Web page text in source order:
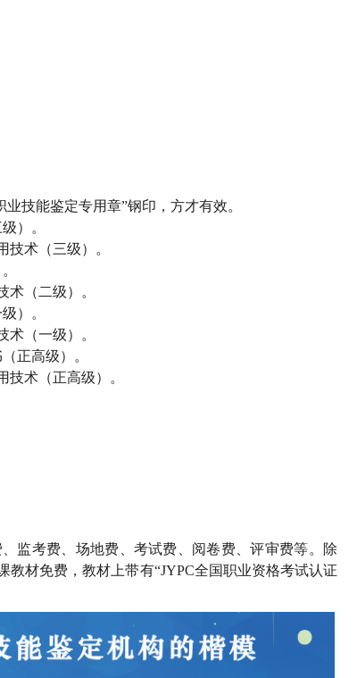
技能鉴定专用章”钢印，方才有效。
）。
术（三级）。
（二级）。
）。
（一级）。
正高级）。
术（正高级）。
监考费、场地费、考试费、阅卷费、评审费等。除
教材免费，教材上带有“JYPC全国职业资格考试认证